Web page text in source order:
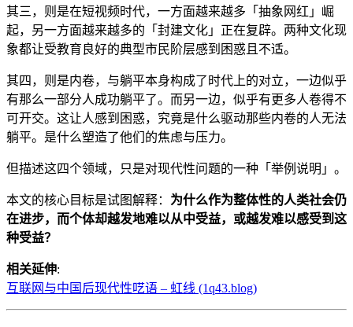
其三，则是在短视频时代，一方面越来越多「抽象网红」崛
起，另一方面越来越多的「封建文化」正在复辟。两种文化现
象都让受教育良好的典型市民阶层感到困惑且不适。
其四，则是内卷，与躺平本身构成了时代上的对立，一边似乎
有那么一部分人成功躺平了。而另一边，似乎有更多人卷得不
可开交。这让人感到困惑，究竟是什么驱动那些内卷的人无法
躺平。是什么塑造了他们的焦虑与压力。
但描述这四个领域，只是对现代性问题的一种「举例说明」。
本文的核心目标是试图解释： 为什么作为整体性的人类社会仍
在进步，而个体却越发地难以从中受益，或越发难以感受到这
种受益？
相关延伸:
互联网与中国后现代性呓语 – 虹线 (1q43.blog)